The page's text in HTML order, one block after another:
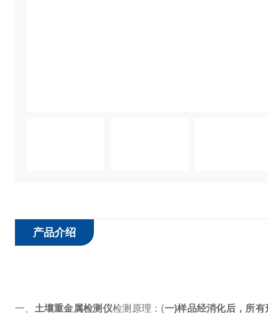
产品介绍
一、 土壤重金属检测仪检测原理： (一)样品经消化后，所